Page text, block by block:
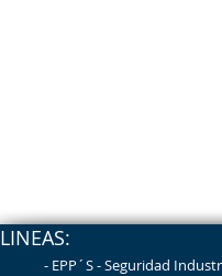
LINEAS:
- EPP´S - Seguridad